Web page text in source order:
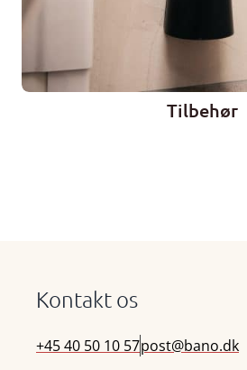
Tilbehør
Kontakt os
+45 40 50 10 57post@bano.dk